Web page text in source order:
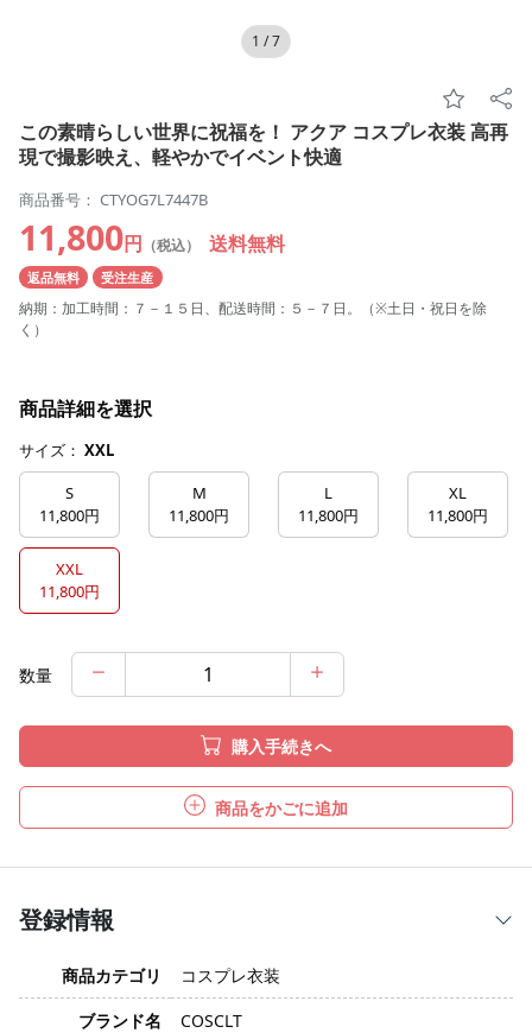
1 /7
この素晴らしい世界に祝福を！ アクア コスプレ衣装 高再
現で撮影映え、軽やかでイベント快適
商品番号： CTYOG7L7447B
11,800円 （税込） 送料無料
返品無料 受注生産
納期：加工時間：７－１５日、配送時間：５－７日。（※土日・祝日を除
く）
商品詳細を選択
サイズ： XXL
S
11,800円
M
11,800円
L
11,800円
XL
11,800円
XXL
11,800円
数量
購入手続きへ
商品をかごに追加
登録情報
商品カテゴリ
コスプレ衣装
ブランド名
COSCLT